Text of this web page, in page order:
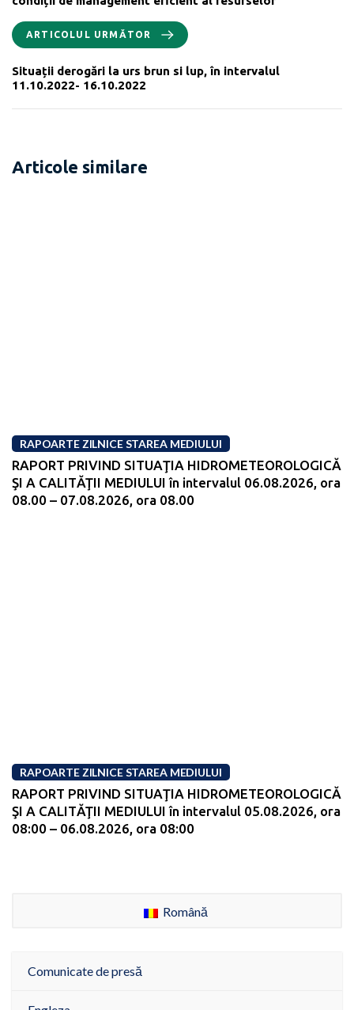
ARTICOLUL URMĂTOR
Situații derogări la urs brun si lup, în intervalul
11.10.2022- 16.10.2022
Articole similare
RAPOARTE ZILNICE STAREA MEDIULUI
RAPORT PRIVIND SITUAŢIA HIDROMETEOROLOGICĂ
ŞI A CALITĂŢII MEDIULUI în intervalul 06.08.2026, ora
08.00 – 07.08.2026, ora 08.00
RAPOARTE ZILNICE STAREA MEDIULUI
RAPORT PRIVIND SITUAŢIA HIDROMETEOROLOGICĂ
ŞI A CALITĂŢII MEDIULUI în intervalul 05.08.2026, ora
08:00 – 06.08.2026, ora 08:00
Română
Comunicate de presă